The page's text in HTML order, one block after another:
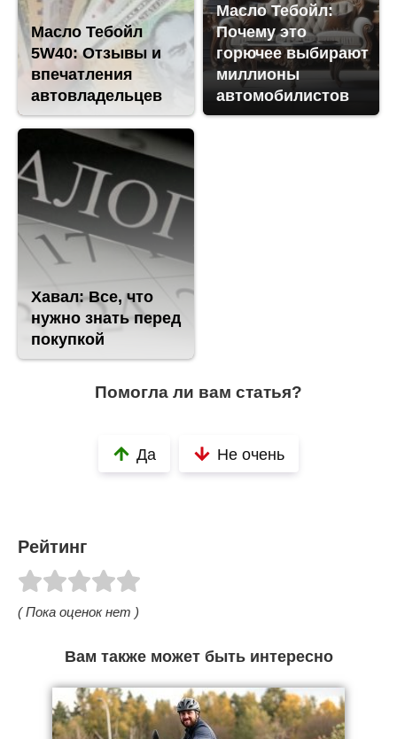
Масло Тебойл
5W40: Отзывы и
впечатления
автовладельцев
Масло Тебойл:
Почему это
горючее выбирают
миллионы
автомобилистов
Хавал: Все, что
нужно знать перед
покупкой
Помогла ли вам статья?
Да Не очень
Рейтинг
( Пока оценок нет )
Вам также может быть интересно